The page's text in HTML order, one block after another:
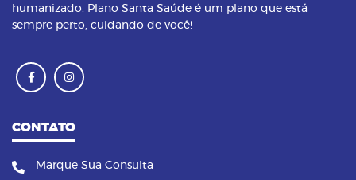
humanizado. Plano Santa Saúde é um plano que está
sempre perto, cuidando de você!
CONTATO
Marque Sua Consulta